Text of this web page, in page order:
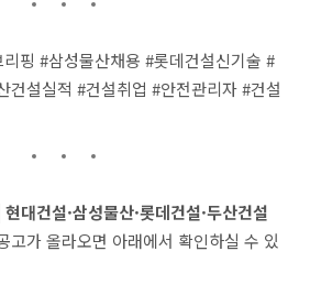
핑 #삼성물산채용 #롯데건설신기술 #
건설실적 #건설취업 #안전관리자 #건설
대건설·삼성물산·롯데건설·두산건설
고가 올라오면 아래에서 확인하실 수 있